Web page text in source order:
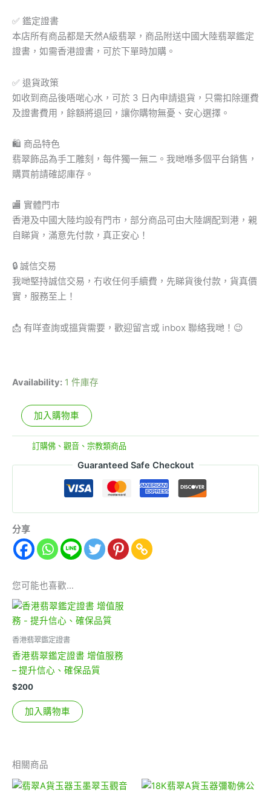
✅ 鑑定證書
本店所有商品都是天然A級翡翠，商品附送中國大陸翡翠鑑定
證書，如需香港證書，可於下單時加購。
✅ 退貨政策
如收到商品後唔啱心水，可於 3 日內申請退貨，只需扣除運費
及證書費用，餘額將退回，讓你購物無憂、安心選擇。
🛍 商品特色
翡翠飾品為手工雕刻，每件獨一無二。我哋喺多個平台銷售，
購買前請確認庫存。
🏬 實體門市
香港及中國大陸均設有門市，部分商品可由大陸調配到港，親
自睇貨，滿意先付款，真正安心！
🔒 誠信交易
我哋堅持誠信交易，冇收任何手續費，先睇貨後付款，貨真價
實，服務至上！
📩 有咩查詢或搵貨需要，歡迎留言或 inbox 聯絡我哋！😉
Availability: 1 件庫存
加入購物車
訂購佛、觀音、宗教類商品
Guaranteed Safe Checkout
分享
您可能也喜歡…
香港翡翠鑑定證書
香港翡翠鑑定證書 增值服務
– 提升信心、確保品質
$200
加入購物車
相關商品